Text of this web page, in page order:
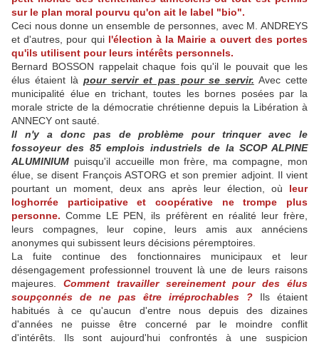
sur le plan moral pourvu qu'on ait le label "bio".
Ceci nous donne un ensemble de personnes, avec M. ANDREYS
et d'autres, pour qui l'élection à la Mairie a ouvert des portes
qu'ils utilisent pour leurs intérêts personnels.
Bernard BOSSON rappelait chaque fois qu'il le pouvait que les
élus étaient làpour servir et pas pour se servir. Avec cette
municipalité élue en trichant, toutes les bornes posées par la
morale stricte de la démocratie chrétienne depuis la Libération à
ANNECY ont sauté.
Il n'y a donc pas de problème pour trinquer avec le
fossoyeur des 85 emplois industriels de la SCOP ALPINE
ALUMINIUM puisqu'il accueille mon frère, ma compagne, mon
élue, se disent François ASTORG et son premier adjoint. Il vient
pourtant un moment, deux ans après leur élection, où leur
loghorrée participative et coopérative
ne trompe plus
personne. Comme LE PEN, ils préfèrent en réalité leur frère,
leurs compagnes, leur copine, leurs amis aux annéciens
anonymes qui subissent leurs décisions péremptoires.
La fuite continue des fonctionnaires municipaux et leur
désengagement professionnel trouvent là une de leurs raisons
majeures.
Comment travailler sereinement pour des élus
soupçonnés de ne pas être irréprochables ? Ils étaient
habitués à ce qu'aucun d'entre nous depuis des dizaines
d'années ne puisse être concerné par le moindre conflit
d'intérêts. Ils sont aujourd'hui confrontés à une suspicion